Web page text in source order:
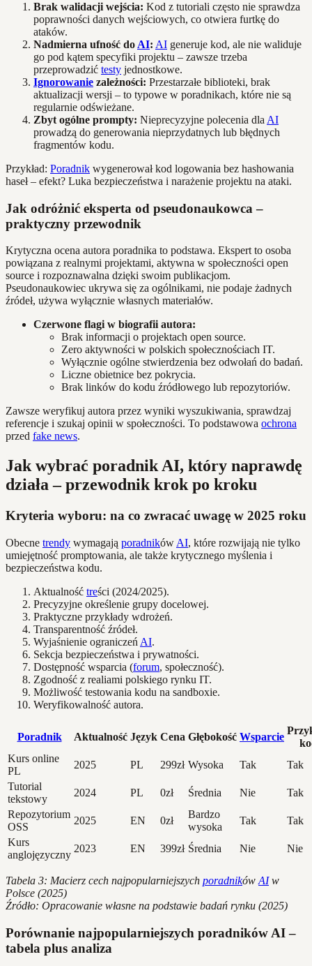
Brak walidacji wejścia: Kod z tutoriali często nie sprawdza
poprawności danych wejściowych, co otwiera furtkę do
ataków.
Nadmierna ufność do AI: AI generuje kod, ale nie waliduje
go pod kątem specyfiki projektu – zawsze trzeba
przeprowadzić testy jednostkowe.
Ignorowanie zależności: Przestarzałe biblioteki, brak
aktualizacji wersji – to typowe w poradnikach, które nie są
regularnie odświeżane.
Zbyt ogólne prompty: Nieprecyzyjne polecenia dla AI
prowadzą do generowania nieprzydatnych lub błędnych
fragmentów kodu.
Przykład: Poradnik wygenerował kod logowania bez hashowania
haseł – efekt? Luka bezpieczeństwa i narażenie projektu na ataki.
Jak odróżnić eksperta od pseudonaukowca –
praktyczny przewodnik
Krytyczna ocena autora poradnika to podstawa. Ekspert to osoba
powiązana z realnymi projektami, aktywna w społeczności open
source i rozpoznawalna dzięki swoim publikacjom.
Pseudonaukowiec ukrywa się za ogólnikami, nie podaje żadnych
źródeł, używa wyłącznie własnych materiałów.
Czerwone flagi w biografii autora:
Brak informacji o projektach open source.
Zero aktywności w polskich społecznościach IT.
Wyłącznie ogólne stwierdzenia bez odwołań do badań.
Liczne obietnice bez pokrycia.
Brak linków do kodu źródłowego lub repozytoriów.
Zawsze weryfikuj autora przez wyniki wyszukiwania, sprawdzaj
referencje i szukaj opinii w społeczności. To podstawowa ochrona
przed fake news.
Jak wybrać poradnik AI, który naprawdę
działa – przewodnik krok po kroku
Kryteria wyboru: na co zwracać uwagę w 2025 roku
Obecne trendy wymagają poradników AI, które rozwijają nie tylko
umiejętność promptowania, ale także krytycznego myślenia i
bezpieczeństwa kodu.
Aktualność treści (2024/2025).
Precyzyjne określenie grupy docelowej.
Praktyczne przykłady wdrożeń.
Transparentność źródeł.
Wyjaśnienie ograniczeń AI.
Sekcja bezpieczeństwa i prywatności.
Dostępność wsparcia (forum, społeczność).
Zgodność z realiami polskiego rynku IT.
Możliwość testowania kodu na sandboxie.
Weryfikowalność autora.
Poradnik Aktualność Język Cena Głębokość Wsparcie
Kurs online
PL
2025 PL 299zł Wysoka Tak
Tak
Tutorial
tekstowy
2024 PL 0zł Średnia Nie
Tak
Repozytorium
OSS
2025 EN 0zł
Bardzo
wysoka
Tak
Tak
Kurs
anglojęzyczny
2023 EN 399zł Średnia Nie Nie
Tabela 3: Macierz cech najpopularniejszych poradników AIw
Polsce (2025)
Źródło: Opracowanie własne na podstawie badań rynku (2025)
Porównanie najpopularniejszych poradników AI –
tabela plus analiza